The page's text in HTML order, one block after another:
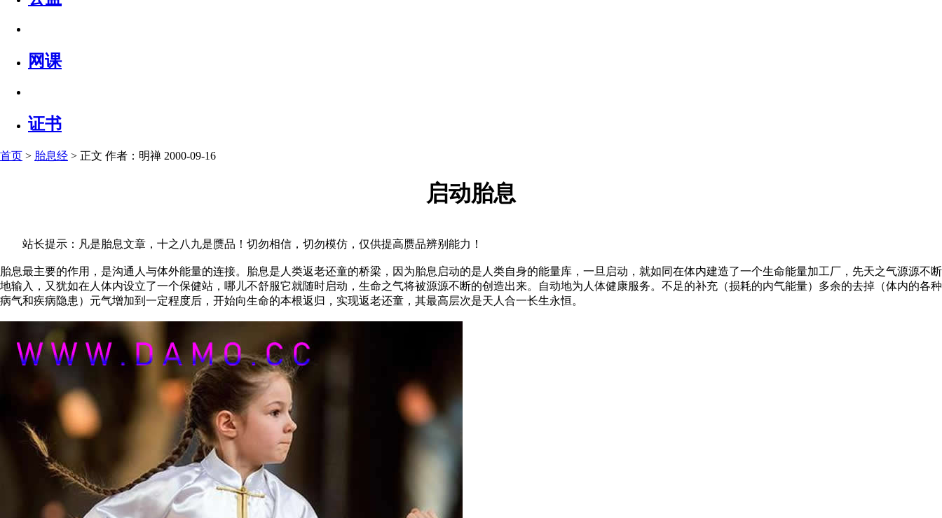
网课
证书
首页 > 胎息经 > 正文 作者：明禅 2000-09-16
启动胎息
站长提示：凡是胎息文章，十之八九是赝品！切勿相信，切勿模仿，仅供提高赝品辨别能力！
胎息最主要的作用，是沟通人与体外能量的连接。胎息是人类返老还童的桥梁，因为胎息启动的是人类自身的能量库，一旦启动，就如同在体内建造了一个生命能量加工厂，先天之气源源不断
地输入，又犹如在人体内设立了一个保健站，哪儿不舒服它就随时启动，生命之气将被源源不断的创造出来。自动地为人体健康服务。不足的补充（损耗的内气能量）多余的去掉（体内的各种
病气和疾病隐患）元气增加到一定程度后，开始向生命的本根返归，实现返老还童，其最高层次是天人合一长生永恒。